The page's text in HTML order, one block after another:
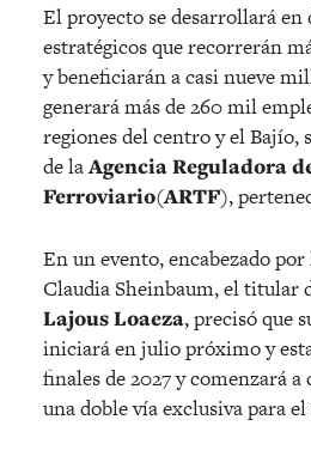
El proyecto se desarrollará en
estratégicos que recorrerán
y beneficiarán a casi nueve
generará más de 260 mil
regiones del centro y el Bajío,
de laAgencia Reguladora
Ferroviario(ARTF),
En un evento, encabezado
Claudia Sheinbaum, el titular
Lajous Loaeza, precisó que
iniciará en julio próximo y
finales de 2027 y comenzará
una doble vía exclusiva para